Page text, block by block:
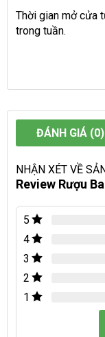
Thời gian mở cửa
trong tuần.
ĐÁNH GIÁ (0)
NHẬN XÉT VỀ
Review Rượu
5
4
3
2
1